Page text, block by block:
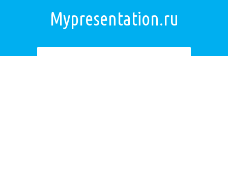
Mypresentation.ru